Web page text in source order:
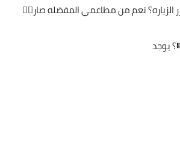
نعم من مطاعمي المفضله صار👍🏻
يوجد